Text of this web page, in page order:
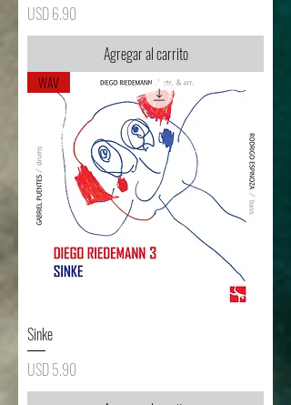
Precio
USD 6.90
Agregar al carrito
WAV
Sinke
Precio
USD 5.90